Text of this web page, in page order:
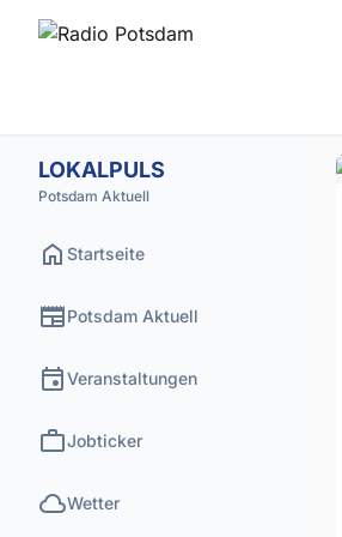
LOKALPULS
Potsdam Aktuell
home Startseite
newspaperPotsdam Aktuell
eventVeranstaltungen
workJobticker
cloudWetter